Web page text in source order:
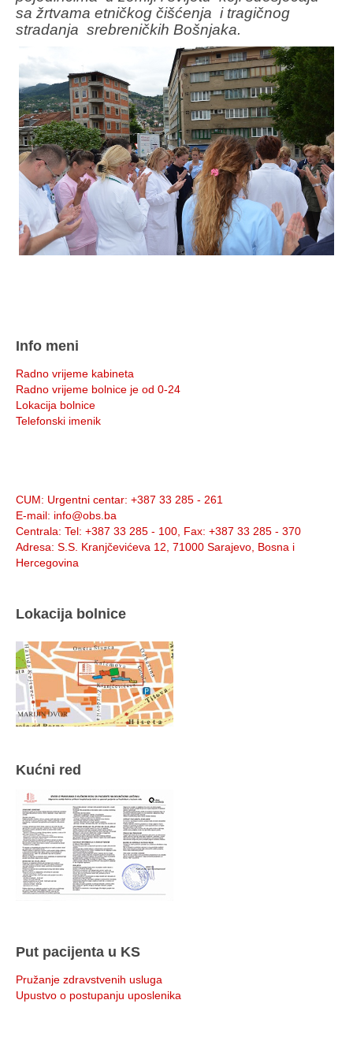
sa žrtvama etničkog čišćenja i tragičnog
stradanja srebreničkih Bošnjaka.
Info meni
Radno vrijeme kabineta
Radno vrijeme bolnice je od 0-24
Lokacija bolnice
Telefonski imenik
CUM: Urgentni centar: +387 33 285 - 261
E-mail: info@obs.ba
Centrala: Tel: +387 33 285 - 100, Fax: +387 33 285 - 370
Adresa: S.S. Kranjčevićeva 12, 71000 Sarajevo, Bosna i
Hercegovina
Lokacija bolnice
Kućni red
Put pacijenta u KS
Pružanje zdravstvenih usluga
Upustvo o postupanju uposlenika